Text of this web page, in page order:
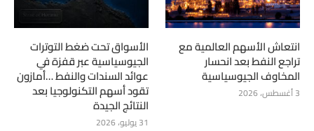
انتعاش الأسهم العالمية مع
تراجع النفط بعد انحسار
المخاوف الجيوسياسية
3 أغسطس، 2026
الأسواق تحت ضغط التوترات
الجيوسياسية عبر قفزة في
عوائد السندات والنفط …أمازون
تقود أسهم التكنولوجيا بعد
النتائج الجيدة
31 يوليو، 2026